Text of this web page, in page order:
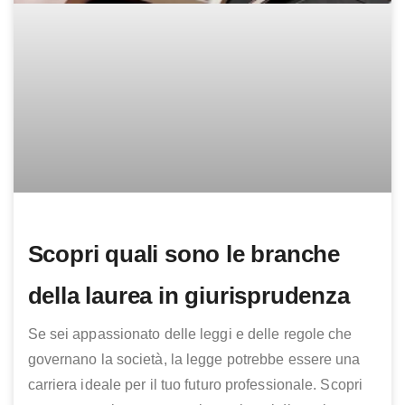
Scopri quali sono le branche
della laurea in giurisprudenza
Se sei appassionato delle leggi e delle regole che
governano la società, la legge potrebbe essere una
carriera ideale per il tuo futuro professionale. Scopri